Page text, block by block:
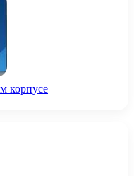
корпусе